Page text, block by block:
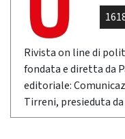
Rivista on line di
fondata e diretta da
editoriale:
Tirreni, presieduta